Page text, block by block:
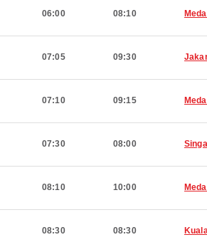
06:00 08:10
07:05 09:30
07:10 09:15
07:30 08:00
08:10 10:00
08:30 08:30